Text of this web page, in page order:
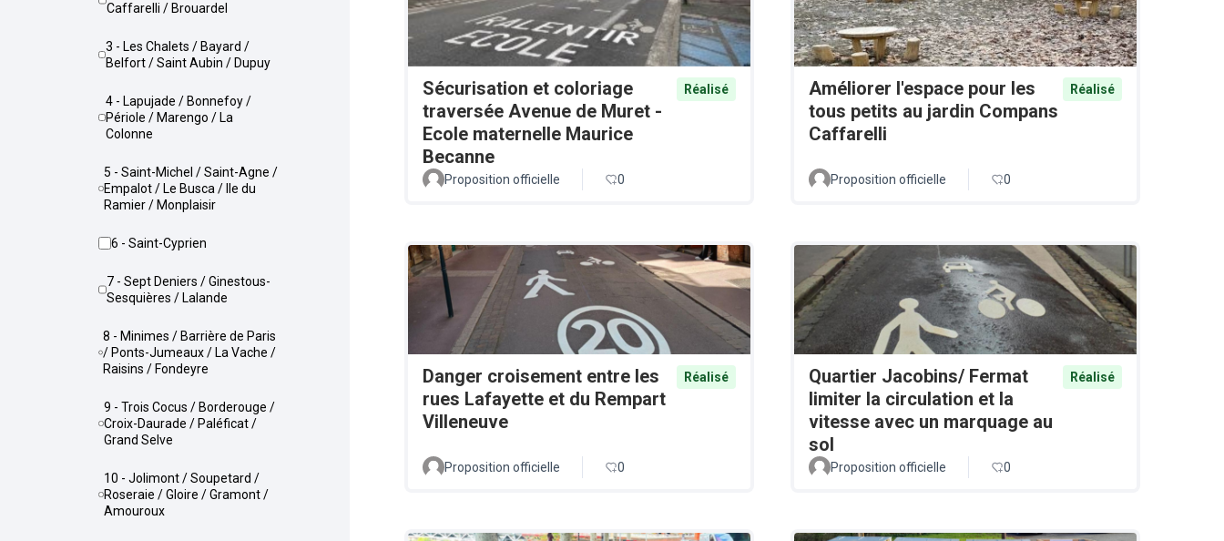
Caffarelli / Brouardel
3 - Les Chalets / Bayard /
Belfort / Saint Aubin / Dupuy
4 - Lapujade / Bonnefoy /
Périole / Marengo / La
Colonne
5 - Saint-Michel / Saint-Agne /
Empalot / Le Busca / Ile du
Ramier / Monplaisir
6 - Saint-Cyprien
7 - Sept Deniers / Ginestous-
Sesquières / Lalande
8 - Minimes / Barrière de Paris
/ Ponts-Jumeaux / La Vache /
Raisins / Fondeyre
9 - Trois Cocus / Borderouge /
Croix-Daurade / Paléficat /
Grand Selve
10 - Jolimont / Soupetard /
Roseraie / Gloire / Gramont /
Amouroux
Sécurisation et coloriage
traversée Avenue de Muret -
Ecole maternelle Maurice
Becanne
Réalisé
Proposition officielle 0
Améliorer l'espace pour les
tous petits au jardin Compans
Caffarelli
Réalisé
Proposition officielle 0
Danger croisement entre les
rues Lafayette et du Rempart
Villeneuve
Réalisé
Proposition officielle 0
Quartier Jacobins/ Fermat
limiter la circulation et la
vitesse avec un marquage au
sol
Réalisé
Proposition officielle 0